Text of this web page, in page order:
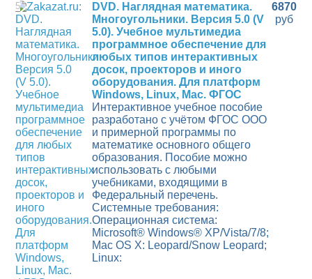
5
DVD. Наглядная математика.
Многоугольники. Версия 5.0 (V
5.0). Учебное мультимедиа
программное обеспечение для
любых типов интерактивных
досок, проекторов и иного
оборудования. Для платформ
Windows, Linux, Mac. ФГОС
Интерактивное учебное пособие
разработано с учётом ФГОС ООО
и примерной программы по
математике основного общего
образования. Пособие можно
использовать с любыми
учебниками, входящими в
Федеральный перечень.
Системные требования:
Операционная система:
Microsoft® Windows® XP/Vista/7/8;
Mac OS X: Leopard/Snow Leopard;
Linux:
6870
руб